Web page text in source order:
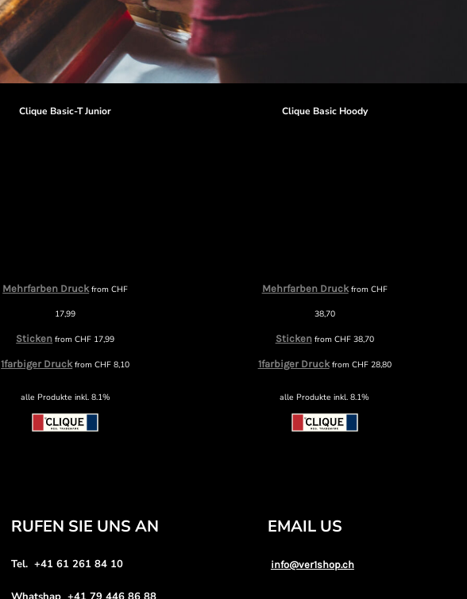
Clique Basic-T Junior
Mehrfarben DruckfromCHF
17,99
Sticken fromCHF 17,99
1farbiger DruckfromCHF 8,10
alle Produkte inkl. 8.1%
Clique Basic Hoody
Mehrfarben Druckfrom CHF
38,70
Stickenfrom CHF38,70
1farbiger Druckfrom CHF28,80
alle Produkte inkl. 8.1%
RUFEN SIE UNS AN
Tel. +41 61 261 84 10
EMAIL US
info@ver1shop.ch